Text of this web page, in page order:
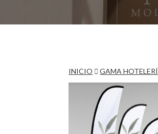
INICIO GAMA